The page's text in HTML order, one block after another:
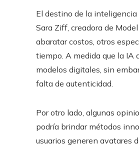
El destino de la inteligencia
Sara Ziff, creadora de
abaratar costos, otros
tiempo. A medida que la IA
modelos digitales, sin
falta de autenticidad.
Por otro lado, algunas
podría brindar métodos
usuarios generen avatares